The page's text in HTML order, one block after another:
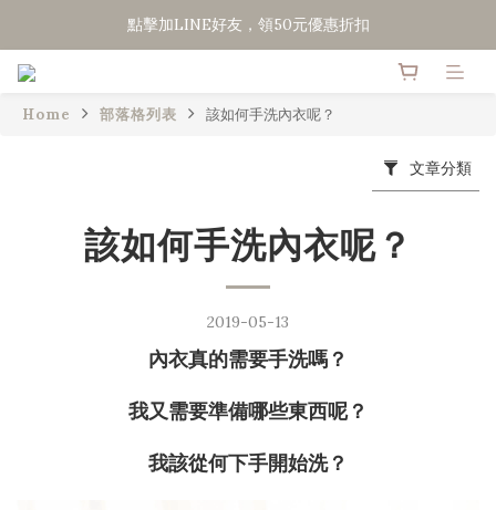
點擊加LINE好友，領50元優惠折扣
點擊加LINE好友，領50元優惠折扣
點擊加LINE好友，領50元優惠折扣
Home 部落格列表 該如何手洗內衣呢？
文章分類
該如何手洗內衣呢？
2019-05-13
內衣真的需要手洗嗎？
我又需要準備哪些東西呢？
我該從何下手開始洗？